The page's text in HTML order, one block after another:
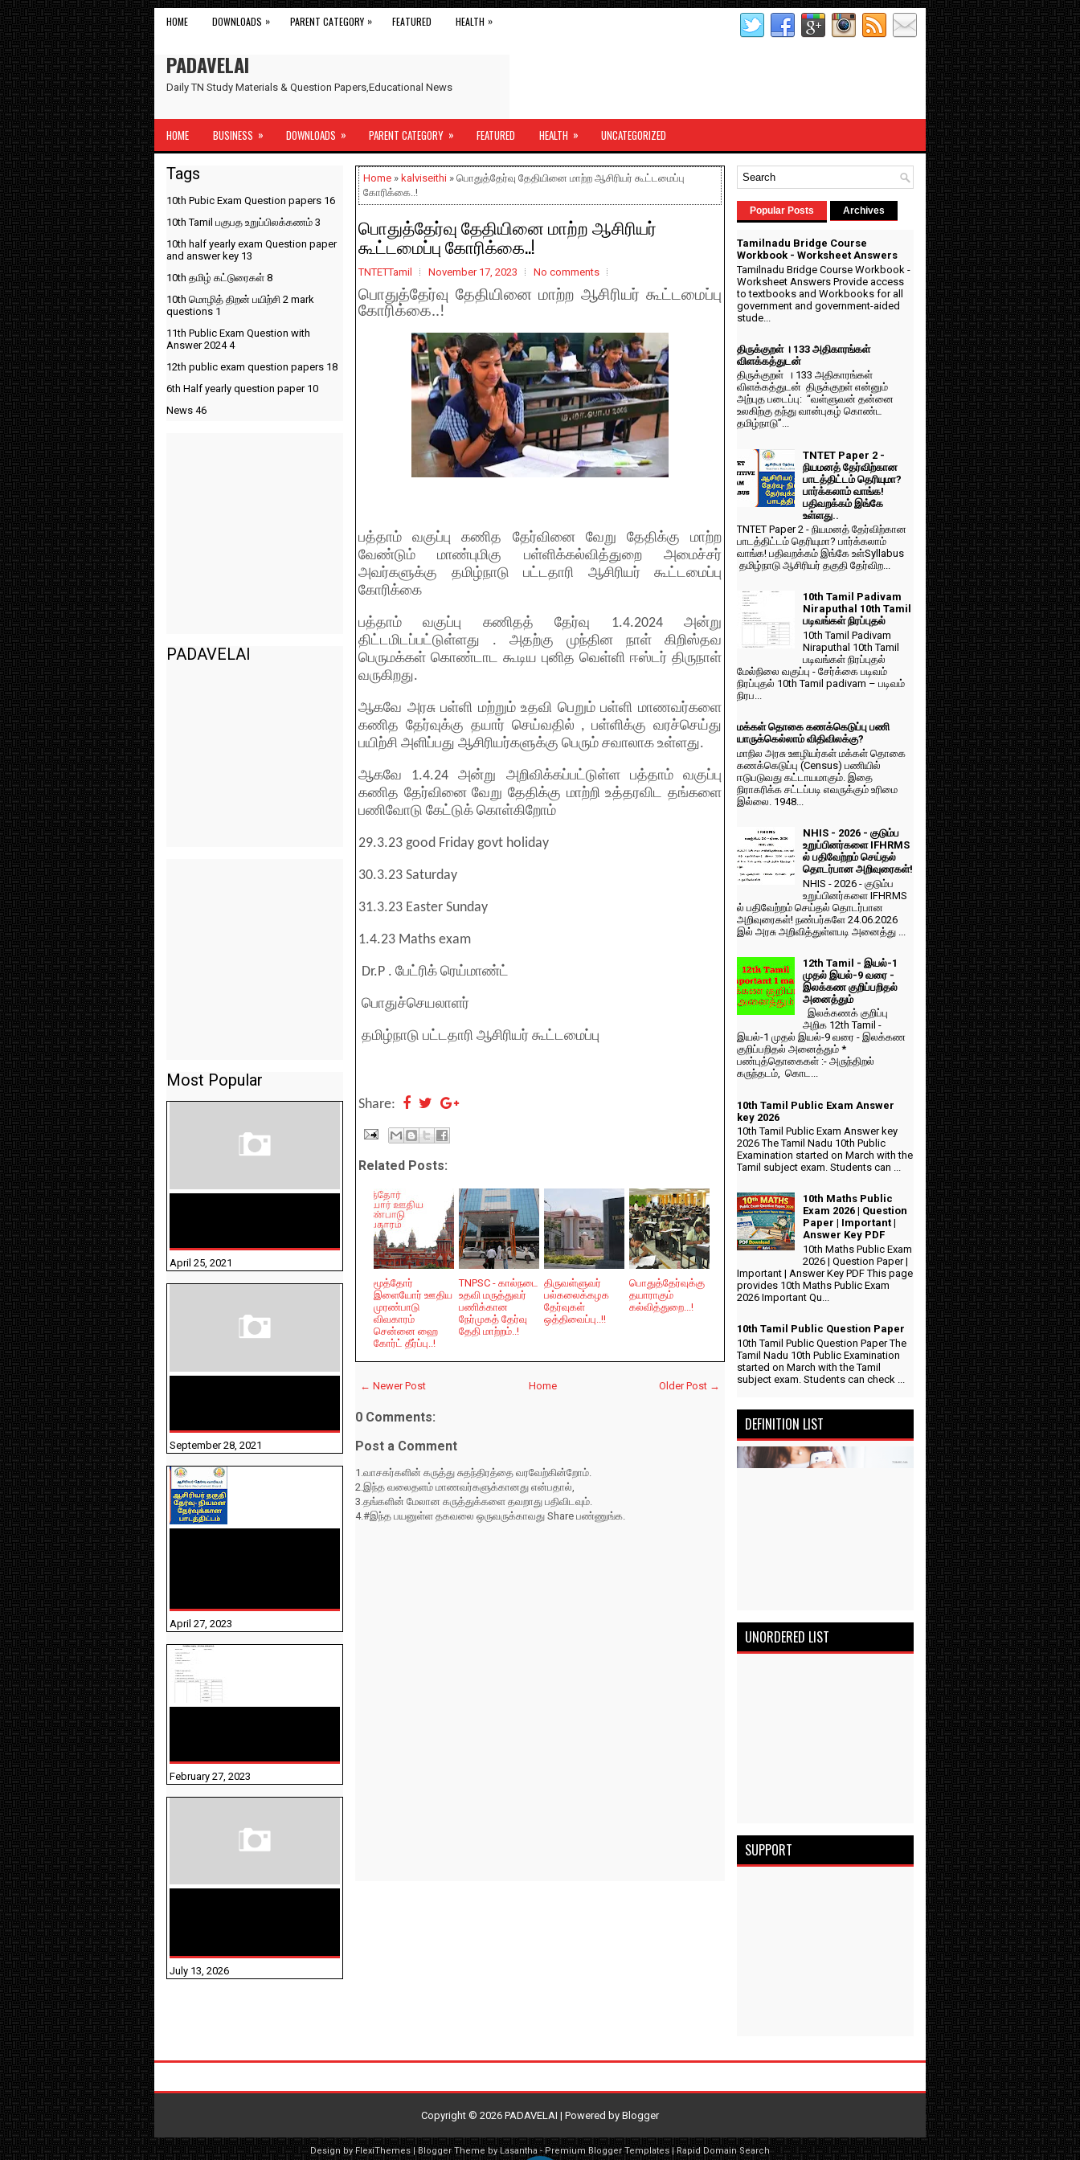
HOME DOWNLOADS » PARENT CATEGORY » FEATURED HEALTH »
PADAVELAI
Daily TN Study Materials & Question Papers,Educational News
HOME BUSINESS » DOWNLOADS » PARENT CATEGORY » FEATURED HEALTH » UNCATEGORIZED
Home » kalviseithi » பொதுத்தேர்வு தேதியினை மாற்ற ஆசிரியர் கூட்டமைப்பு
கோரிக்கை..!
பொதுத்தேர்வு தேதியினை மாற்ற ஆசிரியர்
கூட்டமைப்பு கோரிக்கை..!
TNTETTamil November 17, 2023 No comments
பொதுத்தேர்வு தேதியினை மாற்ற ஆசிரியர் கூட்டமைப்பு
கோரிக்கை..!
பத்தாம் வகுப்பு கணித தேர்வினை வேறு தேதிக்கு மாற்ற
வேண்டும் மாண்புமிகு பள்ளிக்கல்வித்துறை அமைச்சர்
அவர்களுக்கு தமிழ்நாடு பட்டதாரி ஆசிரியர் கூட்டமைப்பு
கோரிக்கை
பத்தாம் வகுப்பு கணிதத் தேர்வு 1.4.2024 அன்று
திட்டமிடப்பட்டுள்ளது . அதற்கு முந்தின நாள் கிறிஸ்தவ
பெருமக்கள் கொண்டாட கூடிய புனித வெள்ளி ஈஸ்டர் திருநாள்
வருகிறது.
ஆகவே அரசு பள்ளி மற்றும் உதவி பெறும் பள்ளி மாணவர்களை
கணித தேர்வுக்கு தயார் செய்வதில் , பள்ளிக்கு வரச்செய்து
பயிற்சி அளிப்பது ஆசிரியர்களுக்கு பெரும் சவாலாக உள்ளது.
ஆகவே 1.4.24 அன்று அறிவிக்கப்பட்டுள்ள பத்தாம் வகுப்பு
கணித தேர்வினை வேறு தேதிக்கு மாற்றி உத்தரவிட தங்களை
பணிவோடு கேட்டுக் கொள்கிறோம்
29.3.23 good Friday govt holiday
30.3.23 Saturday
31.3.23 Easter Sunday
1.4.23 Maths exam
Dr.P . பேட்ரிக் ரெய்மாண்ட்
பொதுச்செயலாளர்
தமிழ்நாடு பட்டதாரி ஆசிரியர் கூட்டமைப்பு
Share:
Related Posts:
மூத்தோர்
இளையோர் ஊதிய
முரண்பாடு
விவகாரம்
சென்னை ஹை
கோர்ட் தீர்ப்பு..!
TNPSC - கால்நடை
உதவி மருத்துவர்
பணிக்கான
நேர்முகத் தேர்வு
தேதி மாற்றம்..!
திருவள்ளுவர்
பல்கலைக்கழக
தேர்வுகள்
ஒத்திவைப்பு..!!
பொதுத்தேர்வுக்கு
தயாராகும்
கல்வித்துறை...!
← Newer Post Older Post →
Home
0 Comments:
Post a Comment
1.வாசகர்களின் கருத்து சுதந்திரத்தை வரவேற்கின்றோம்.
2.இந்த வலைதளம் மாணவர்களுக்கானது என்பதால்,
3.தங்களின் மேலான கருத்துக்களை தவறாது பதிவிடவும்.
4.#இந்த பயனுள்ள தகவலை ஒருவருக்காவது Share பண்ணுங்க.
Tags
10th Pubic Exam Question papers 16
10th Tamil பகுபத உறுப்பிலக்கணம் 3
10th half yearly exam Question paper
and answer key 13
10th தமிழ் கட்டுரைகள் 8
10th மொழித் திறன் பயிற்சி 2 mark
questions 1
11th Public Exam Question with
Answer 20244
12th public exam question papers 18
6th Half yearly question paper 10
News 46
PADAVELAI
Most Popular
April 25, 2021
September 28, 2021
April 27, 2023
February 27, 2023
July 13, 2026
Popular Posts Archives
Tamilnadu Bridge Course
Workbook - Worksheet Answers
Tamilnadu Bridge Course Workbook -
Worksheet Answers Provide access
to textbooks and Workbooks for all
government and government-aided
stude...
திருக்குறள் । 133 அதிகாரங்கள்
விளக்கத்துடன்
திருக்குறள் । 133 அதிகாரங்கள்
விளக்கத்துடன் திருக்குறள் என்னும்
அற்புத படைப்பு: “வள்ளுவன் தன்னை
உலகிற்கு தந்து வான்புகழ் கொண்ட
தமிழ்நாடு”...
TNTET Paper 2 -
நியமனத் தேர்விற்கான
பாடத்திட்டம் தெரியுமா?
பார்க்கலாம் வாங்க!
பதிவறக்கம் இங்கே
உள்ளது..
TNTET Paper 2 - நியமனத் தேர்விற்கான
பாடத்திட்டம் தெரியுமா? பார்க்கலாம்
வாங்க! பதிவறக்கம் இங்கே உள்Syllabus
தமிழ்நாடு ஆசிரியர் தகுதி தேர்விற...
10th Tamil Padivam
Niraputhal 10th Tamil
படிவங்கள் நிரப்புதல்
10th Tamil Padivam
Niraputhal 10th Tamil
படிவங்கள் நிரப்புதல்
மேல்நிலை வகுப்பு - சேர்க்கை படிவம்
நிரப்புதல் 10th Tamil padivam – படிவம்
நிரப...
மக்கள் தொகை கணக்கெடுப்பு பணி
யாருக்கெல்லாம் விதிவிலக்கு?
மாநில அரசு ஊழியர்கள் மக்கள் தொகை
கணக்கெடுப்பு (Census) பணியில்
ஈடுபடுவது கட்டாயமாகும். இதை
நிராகரிக்க சட்டப்படி எவருக்கும் உரிமை
இல்லை. 1948...
NHIS - 2026 - குடும்ப
உறுப்பினர்களை IFHRMS
ல் பதிவேற்றம் செய்தல்
தொடர்பான அறிவுரைகள்!
NHIS - 2026 - குடும்ப
உறுப்பினர்களை IFHRMS
ல் பதிவேற்றம் செய்தல் தொடர்பான
அறிவுரைகள்! நண்பர்களே 24.06.2026
இல் அரசு அறிவித்துள்ளபடி அனைத்து ...
12th Tamil - இயல்-1
முதல் இயல்-9 வரை -
இலக்கண குறிப்பறிதல்
அனைத்தும்
இலக்கணக் குறிப்பு
அறிக 12th Tamil -
இயல்-1 முதல் இயல்-9 வரை - இலக்கண
குறிப்பறிதல் அனைத்தும் *
பண்புத்தொகைகள் :- அருந்திறல்
கருந்தடம், கொட...
10th Tamil Public Exam Answer
key 2026
10th Tamil Public Exam Answer key
2026 The Tamil Nadu 10th Public
Examination started on March with the
Tamil subject exam. Students can ...
10th Maths Public
Exam 2026 | Question
Paper | Important |
Answer Key PDF
10th Maths Public Exam
2026 | Question Paper |
Important | Answer Key PDF This page
provides 10th Maths Public Exam
2026 Important Qu...
10th Tamil Public Question Paper
10th Tamil Public Question Paper The
Tamil Nadu 10th Public Examination
started on March with the Tamil
subject exam. Students can check ...
DEFINITION LIST
UNORDERED LIST
SUPPORT
Copyright © 2026 PADAVELAI | Powered by Blogger
Design byFlexiThemes | Blogger Theme byLasantha -Premium Blogger Templates |Rapid Domain Search